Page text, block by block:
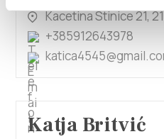
Kacetina Stinice 21,
+385912643978
Katja Britvić